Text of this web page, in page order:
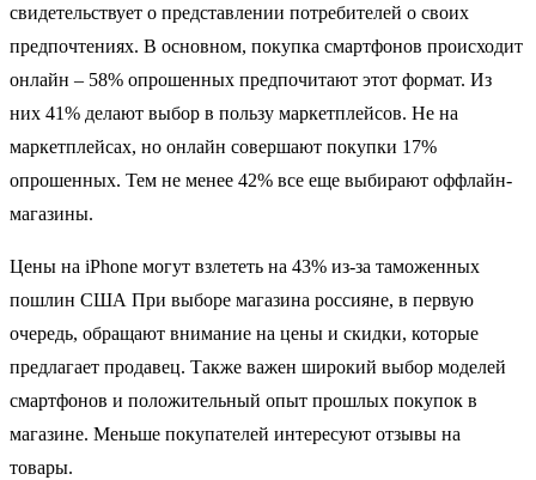
свидетельствует о представлении потребителей о своих
предпочтениях. В основном, покупка смартфонов происходит
онлайн – 58% опрошенных предпочитают этот формат. Из
них 41% делают выбор в пользу маркетплейсов. Не на
маркетплейсах, но онлайн совершают покупки 17%
опрошенных. Тем не менее 42% все еще выбирают оффлайн-
магазины.
Цены на iPhone могут взлететь на 43% из-за таможенных
пошлин США При выборе магазина россияне, в первую
очередь, обращают внимание на цены и скидки, которые
предлагает продавец. Также важен широкий выбор моделей
смартфонов и положительный опыт прошлых покупок в
магазине. Меньше покупателей интересуют отзывы на
товары.